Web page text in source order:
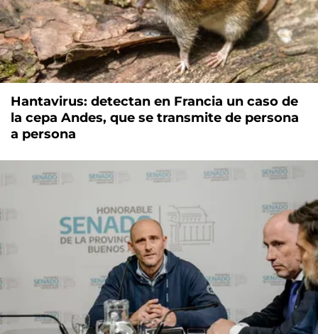
Hantavirus: detectan en Francia un caso de
la cepa Andes, que se transmite de persona
a persona